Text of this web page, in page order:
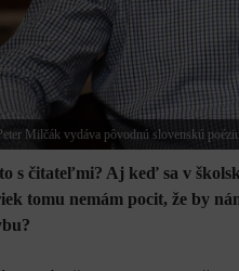
Peter Milčák vydáva pôvodnú slovenskú
s čitateľmi? Aj keď sa v
tomu nemám pocit, že by